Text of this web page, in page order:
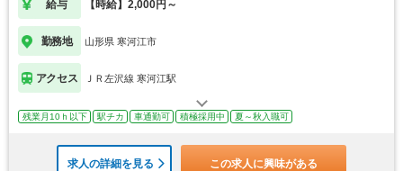
給与 【時給】2,000円～
勤務地 山形県 寒河江市
アクセス ＪＲ左沢線 寒河江駅
残業月10ｈ以下 駅チカ 車通勤可 積極採用中 夏～秋入職可
求人の詳細を見る この求人に興味がある